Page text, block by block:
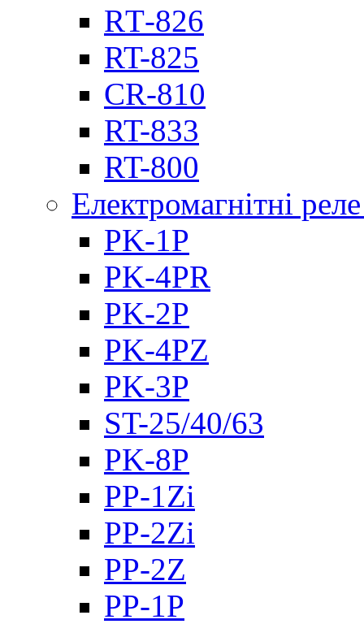
RТ-826
RT-825
CR-810
RT-833
RT-800
Електромагнітні
PK-1P
PK-4PR
PK-2Р
PK-4PZ
PK-3Р
ST-25/40/63
PK-8P
PP-1Zi
PP-2Zi
PP-2Z
PP-1P